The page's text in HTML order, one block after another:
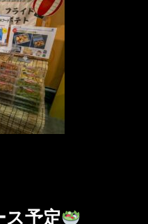
ス予定